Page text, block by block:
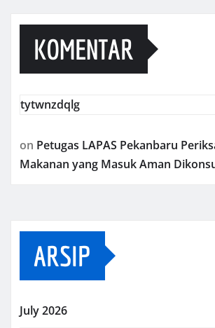
KOMENTAR
tytwnzdqlg
on Petugas LAPAS Pekanbaru
Makanan yang Masuk Aman
ARSIP
July 2026